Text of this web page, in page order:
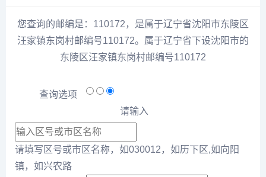
您查询的邮编是：110172，是属于辽宁省沈阳市东陵区
汪家镇东岗村邮编号110172。属于辽宁省下设沈阳市的
东陵区汪家镇东岗村邮编号110172
查询选项
请输入
请填写区号或市区名称，如030012，如历下区,如向阳
镇，如兴农路